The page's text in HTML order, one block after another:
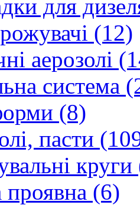
для
(12)
аерозолі
система
(8)
пасти
(6)